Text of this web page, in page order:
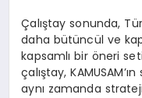
Çalıştay sonunda,
daha bütüncül ve
kapsamlı bir öneri
çalıştay,
aynı zamanda